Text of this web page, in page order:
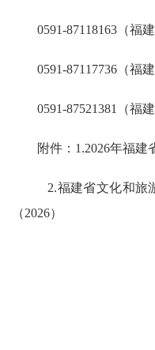
0591-87118163（福
0591-87117736（福
0591-87521381（福
附件：1.2026年福
2.福建省文化和旅
（2026）